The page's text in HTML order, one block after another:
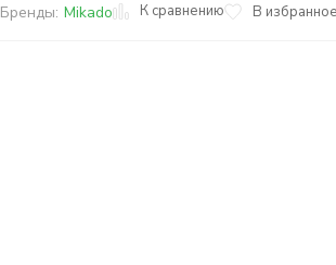
Бренды: Mikado К сравнению В избранное